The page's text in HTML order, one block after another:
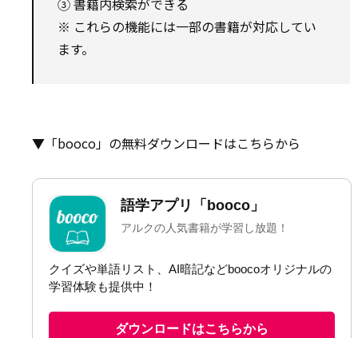
③ 書籍内検索ができる
※ これらの機能には一部の書籍が対応してい
ます。
▼「booco」の無料ダウンロードはこちらから